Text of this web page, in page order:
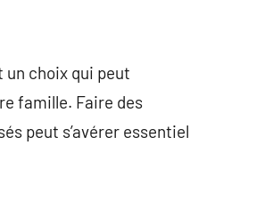
un choix qui peut
famille. Faire des
peut s’avérer essentiel